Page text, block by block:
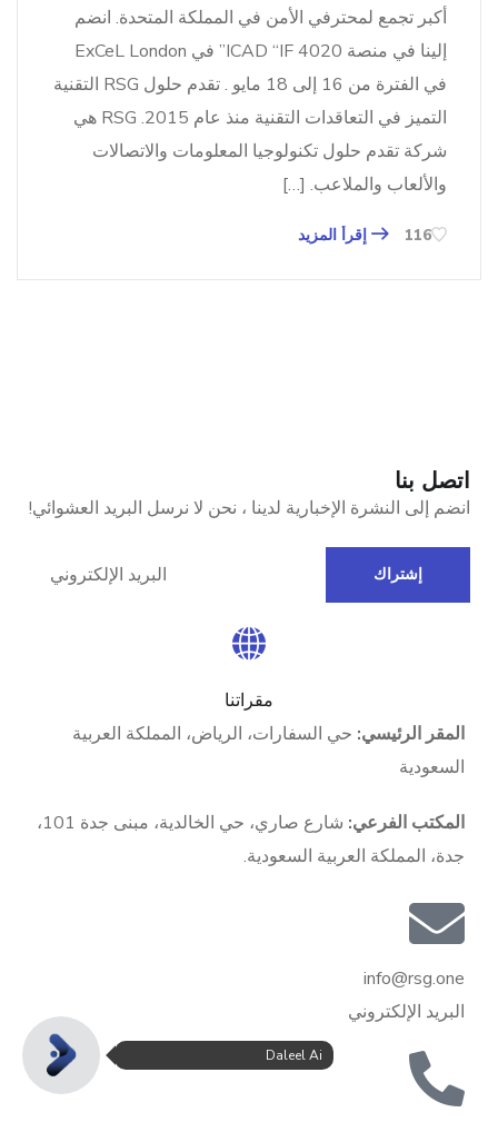
أكبر تجمع لمحترفي الأمن في المملكة المتحدة. انضم
إلينا في منصة ICAD “IF 4020” في ExCeL London
في الفترة من 16 إلى 18 مايو . تقدم حلول RSG التقنية
التميز في التعاقدات التقنية منذ عام 2015. RSG هي
شركة تقدم حلول تكنولوجيا المعلومات والاتصالات
والألعاب والملاعب. […]
إقرأ المزيد 116
اتصل بنا
انضم إلى النشرة الإخبارية لدينا ، نحن لا نرسل البريد العشوائي!
إشتراك
مقراتنا
المقر الرئيسي: حي السفارات، الرياض، المملكة العربية
السعودية
المكتب الفرعي:
شارع صاري، حي الخالدية، مبنى جدة 101،
جدة، المملكة العربية السعودية.
info@rsg.one
البريد الإلكتروني
Daleel Ai